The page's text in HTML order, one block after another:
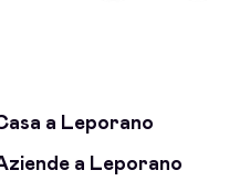
a Leporano
a Leporano